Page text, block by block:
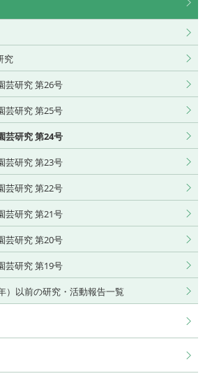
究
研究 第26号
研究 第25号
研究 第24号
研究 第23号
研究 第22号
研究 第21号
研究 第20号
研究 第19号
）以前の研究・活動報告一覧